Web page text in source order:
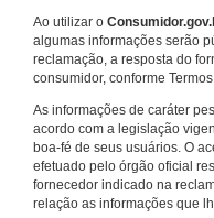
Ao utilizar o
algumas informações serão
reclamação, a resposta do
consumidor, conforme
As informações de caráter
acordo com a legislação
boa-fé de seus usuários. O
efetuado pelo órgão oficial
fornecedor indicado na
relação as informações que